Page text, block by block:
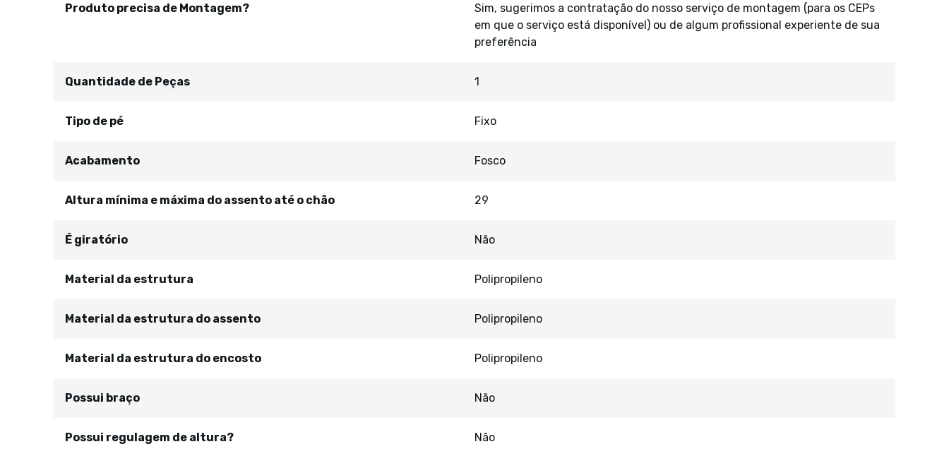
Produto precisa de Montagem?
Sim, sugerimos a contratação do nosso serviço de montagem (para os CEPs
em que o serviço está disponível) ou de algum profissional experiente de sua
preferência
Quantidade de Peças 1
Tipo de pé Fixo
Acabamento Fosco
Altura mínima e máxima do assento até o chão 29
É giratório Não
Material da estrutura Polipropileno
Material da estrutura do assento Polipropileno
Material da estrutura do encosto Polipropileno
Possui braço Não
Possui regulagem de altura? Não